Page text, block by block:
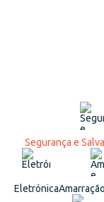
Segurança e
Eletrónica